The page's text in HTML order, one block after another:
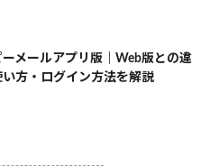
ーメールアプリ版｜Web版との違
い方・ログイン方法を解説